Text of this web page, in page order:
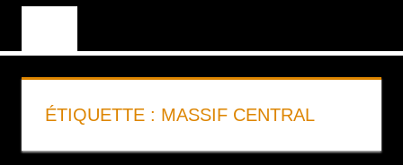
ÉTIQUETTE : MASSIF CENTRAL